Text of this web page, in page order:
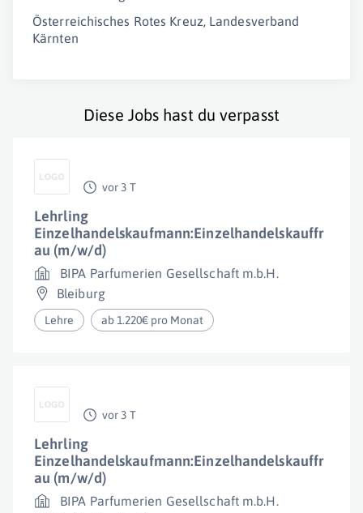
Österreichisches Rotes Kreuz, Landesverband
Kärnten
Diese Jobs hast du verpasst
vor 3 T
Lehrling
Einzelhandelskaufmann:Einzelhandelskauffr
au (m/w/d)
BIPA Parfumerien Gesellschaft m.b.H.
Bleiburg
Lehre ab 1.220€ pro Monat
vor 3 T
Lehrling
Einzelhandelskaufmann:Einzelhandelskauffr
au (m/w/d)
BIPA Parfumerien Gesellschaft m.b.H.